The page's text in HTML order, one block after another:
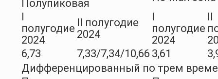
Полупиковая
полугодие
2024
II полугодие
2024
полугодие
2024
6,73
7,33/7,34/10,66 3,61
Дифференцированный по трем